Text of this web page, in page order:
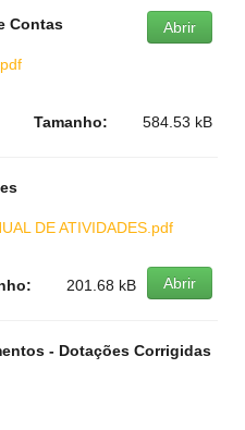
Contas Abrir
Tamanho: 584.53 kB
DE ATIVIDADES.pdf
Abrir
201.68 kB
- Dotações Corrigidas